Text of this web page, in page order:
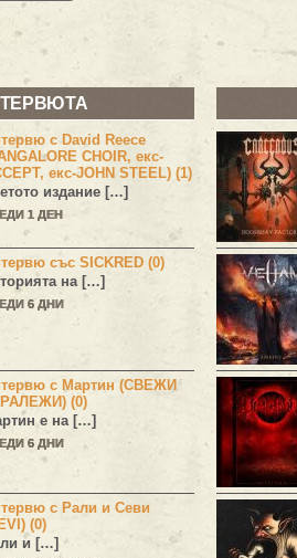
с David Reece
CHOIR, екс-
екс-JOHN STEEL) (1)
издание […]
1 ДЕН
със SICKRED (0)
на […]
6 ДНИ
с Мартин (СВЕЖИ
(0)
е на […]
6 ДНИ
с Рали и Севи
(0)
и […]